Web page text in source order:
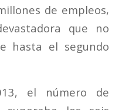
de empleos,
que no
hasta el segundo
el número de